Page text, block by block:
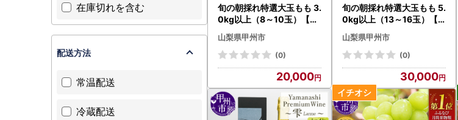
旬の朝採れ特選大玉もも 3.
0kg以上（8～10玉）【20
27年発送】（HO）B17-41
1 桃 フルーツ
山梨県甲州市
(0)
20,000
旬の朝採れ特選大玉もも 5.
0kg以上（13～16玉）【2
027年発送】（HO）C5-4
11 桃 フルーツ
山梨県甲州市
(0)
30,000
在庫切れを含む
配送方法
常温配送
冷蔵配送